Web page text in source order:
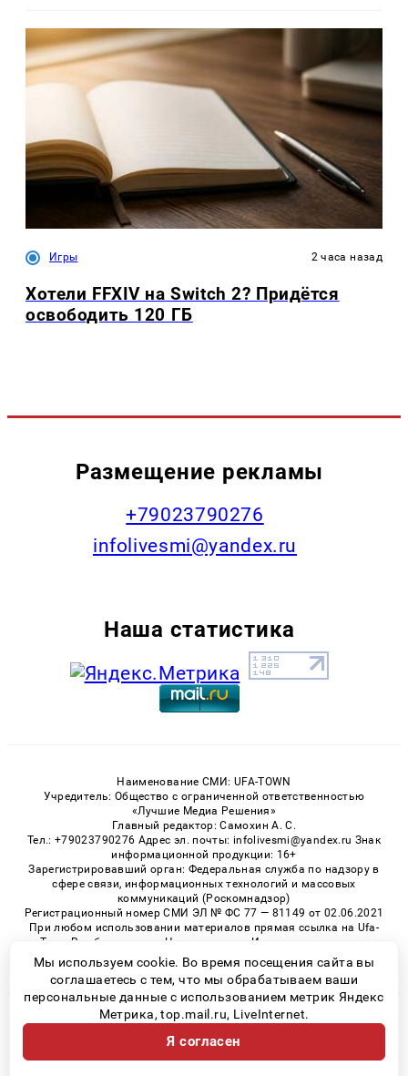
Игры 2 часа назад
Хотели FFXIV на Switch 2? Придётся
освободить 120 ГБ
Размещение рекламы
+79023790276
infolivesmi@yandex.ru
Наша статистика
Наименование СМИ: UFA-TOWN
Учредитель: Общество с ограниченной ответственностью
«Лучшие Медиа Решения»
Главный редактор: Самохин А. С.
Тел.: +79023790276 Адрес эл. почты: infolivesmi@yandex.ru Знак
информационной продукции: 16+
Зарегистрировавший орган: Федеральная служба по надзору в
сфере связи, информационных технологий и массовых
коммуникаций (Роскомнадзор)
Регистрационный номер СМИ ЭЛ № ФС 77 — 81149 от 02.06.2021
При любом использовании материалов прямая ссылка на Ufa-
Town.Ru обязательна. Цитирование в Интернете возможно
только при наличии письменного разрешения.
© 2026 «Ufa-Town» | Все права защищены
Возрастная категория сайта 16+
Политика конфиденциальности
Мы используем cookie. Во время посещения сайта вы
соглашаетесь с тем, что мы обрабатываем ваши
персональные данные с использованием метрик Яндекс
Метрика, top.mail.ru, LiveInternet.
Я согласен